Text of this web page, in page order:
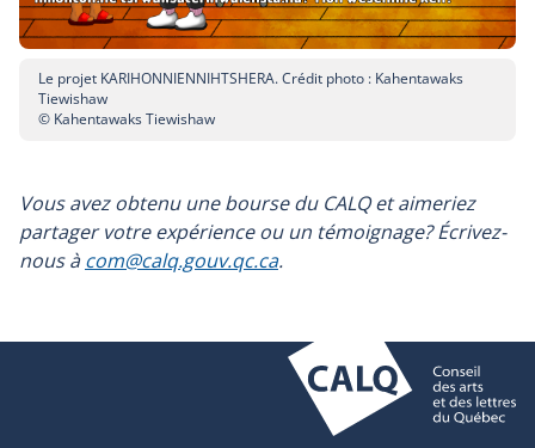
Le projet KARIHONNIENNIHTSHERA. Crédit photo : Kahentawaks
Tiewishaw
© Kahentawaks Tiewishaw
Vous avez obtenu une bourse du CALQ et aimeriez
partager votre expérience ou un témoignage? Écrivez-
nous àcom@calq.gouv.qc.ca.